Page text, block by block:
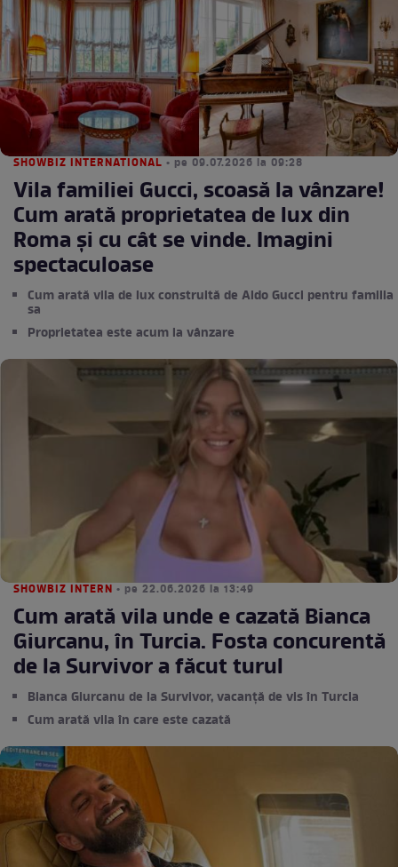
SHOWBIZ INTERNATIONAL • pe 09.07.2026 la 09:28
Vila familiei Gucci, scoasă la vânzare!
Cum arată proprietatea de lux din
Roma și cu cât se vinde. Imagini
spectaculoase
Cum arată vila de lux construită de Aldo Gucci pentru familia
sa
Proprietatea este acum la vânzare
SHOWBIZ INTERN • pe 22.06.2026 la 13:49
Cum arată vila unde e cazată Bianca
Giurcanu, în Turcia. Fosta concurentă
de la Survivor a făcut turul
Bianca Giurcanu de la Survivor, vacanță de vis în Turcia
Cum arată vila în care este cazată